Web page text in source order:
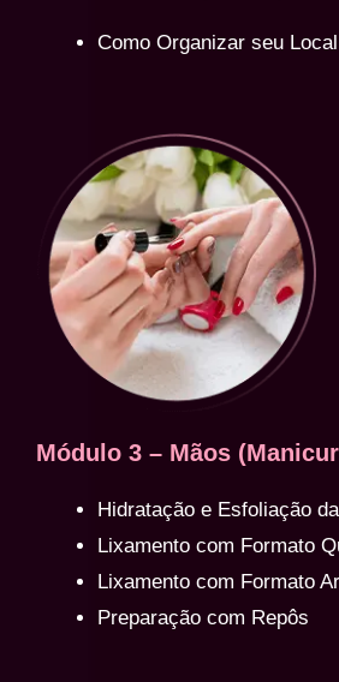
Como Organizar seu
Módulo 3 – Mãos
Hidratação e Esfoliação
Lixamento com Formato
Lixamento com Formato
Preparação com Repôs